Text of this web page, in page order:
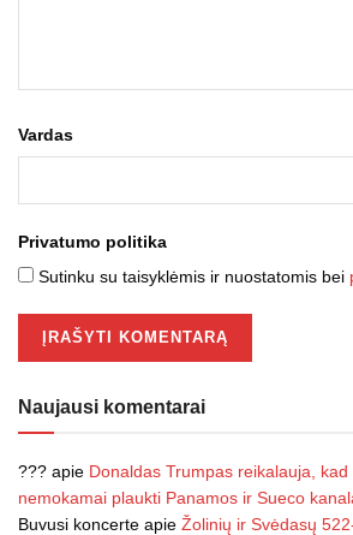
Vardas
Privatumo politika
Sutinku su taisyklėmis ir nuostatomis bei
Naujausi komentarai
??? apie Donaldas Trumpas reikalauja, kad
nemokamai plaukti Panamos ir Sueco
Buvusi koncerte apie Žolinių ir Svėdasų